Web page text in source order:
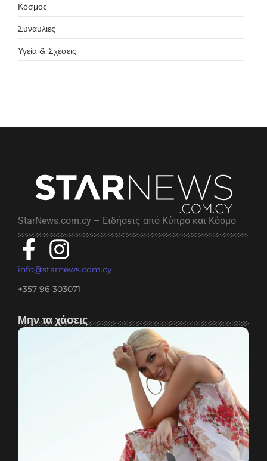
Κόσμος
Συναυλιες
Υγεία & Σχέσεις
StarNews.com.cy – Ειδήσεις από Κύπρο και Κόσμο
info@starnews.com.cy
+357 96 303071
Μην τα χάσεις